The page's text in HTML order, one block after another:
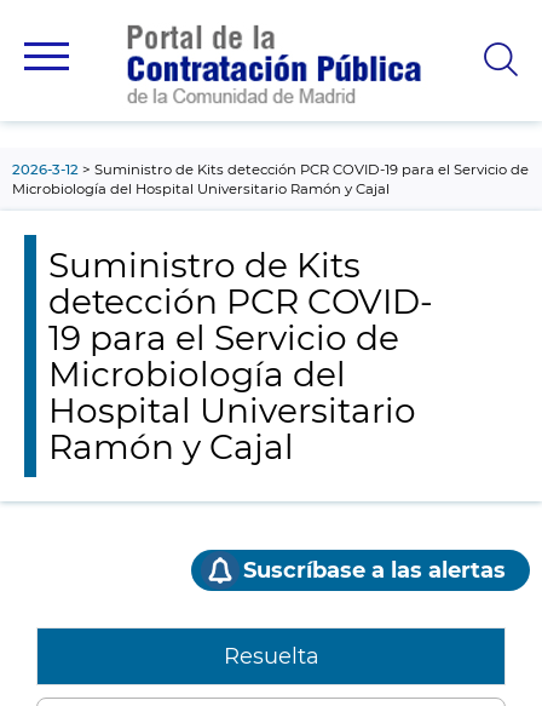
principal
2026-3-12
Suministro de Kits detección PCR COVID-19 para el Servicio de
Microbiología del Hospital Universitario Ramón y Cajal
Suministro de Kits
detección PCR COVID-
19 para el Servicio de
Microbiología del
Hospital Universitario
Ramón y Cajal
Suscríbase a las alertas
Resuelta